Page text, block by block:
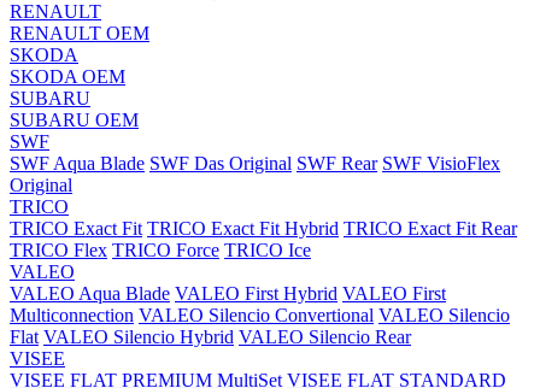
RENAULT
RENAULT OEM
SKODA
SKODA OEM
SUBARU
SUBARU OEM
SWF
SWF Aqua Blade SWF Das Original SWF Rear SWF VisioFlex
Original
TRICO
TRICO Exact Fit TRICO Exact Fit Hybrid TRICO Exact Fit Rear
TRICO Flex TRICO Force TRICO Ice
VALEO
VALEO Aqua Blade VALEO First Hybrid VALEO First
Multiconnection VALEO Silencio Convertional VALEO Silencio
Flat VALEO Silencio Hybrid VALEO Silencio Rear
VISEE
VISEE FLAT PREMIUM MultiSet VISEE FLAT STANDARD